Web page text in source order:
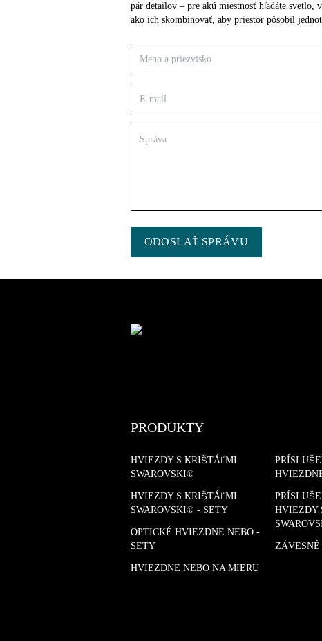
pár detailov – pre akú miestnosť hľadáte
ako ich skombinovať, aby priestor pôsobil
ODOSLAŤ SPRÁVU
PRODUKTY
HVIEZDY S KRIŠTÁĽMI
SWAROVSKI®
HVIEZDY S KRIŠTÁĽMI
SWAROVSKI® - SETY
OPTICKÉ HVIEZDNE NEBO -
SETY
HVIEZDNE NEBO NA MIERU
HVIEZDY